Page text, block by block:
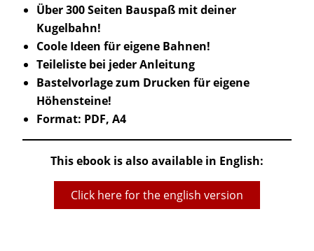
Über 300 Seiten Bauspaß mit deiner
Kugelbahn!
Coole Ideen für eigene Bahnen!
Teileliste bei jeder Anleitung
Bastelvorlage zum Drucken für eigene
Höhensteine!
Format: PDF, A4
This ebook is also available in English:
Click here for the english version